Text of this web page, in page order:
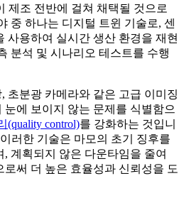
제조 전반에 걸쳐 채택될 것으로
중 하나는 디지털 트윈 기술로, 센
사용하여 실시간 생산 환경을 재현
분석 및 시나리오 테스트를 수행
초분광 카메라와 같은 고급 이미징
에 보이지 않는 문제를 식별함으
(quality control)를 강화하는 것입니
러한 기술은 마모의 초기 징후를
계획되지 않은 다운타임을 줄여
써 더 높은 효율성과 신뢰성을 도